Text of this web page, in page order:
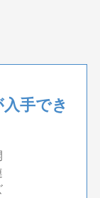
手でき